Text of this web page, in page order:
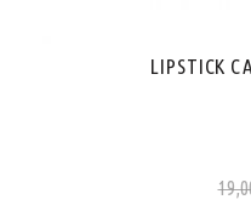
LIPSTICK